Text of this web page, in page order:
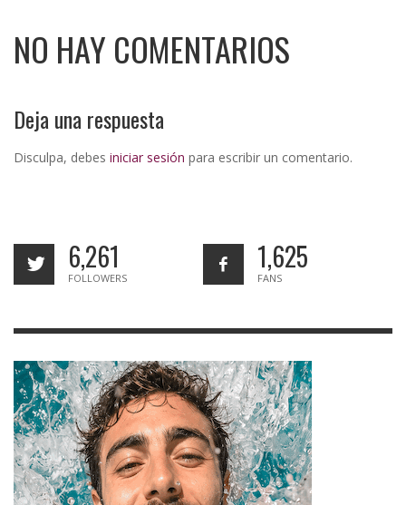
NO HAY COMENTARIOS
Deja una respuesta
Disculpa, debes iniciar sesión para escribir un comentario.
6,261
FOLLOWERS
1,625
FANS